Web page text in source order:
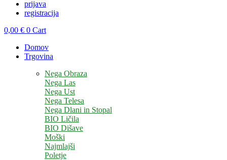
prijava
registracija
0,00 € 0 Cart
Domov
Trgovina
Nega Obraza
Nega Las
Nega Ust
Nega Telesa
Nega Dlani in Stopal
BIO Ličila
BIO Dišave
Moški
Najmlajši
Poletje